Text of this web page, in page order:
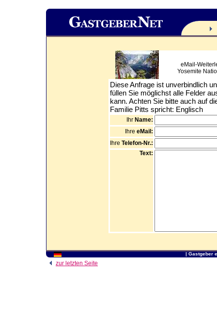
eMail-
Yosemite
Diese Anfrage ist unverbindlich
füllen Sie möglichst alle Felder
kann. Achten Sie bitte auch auf
Familie Pitts spricht: Englisch
Ihr Name:
Ihre eMail:
Ihre Telefon-Nr.:
Text:
| Gastgeber
zur letzten Seite